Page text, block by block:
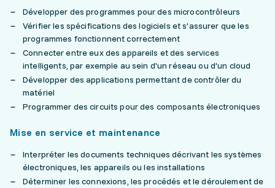
Développer des programmes pour des microcontrôleurs
Vérifier les spécifications des logiciels et s'assurer que les
programmes fonctionnent correctement
Connecter entre eux des appareils et des services
intelligents, par exemple au sein d'un réseau ou d'un cloud
Développer des applications permettant de contrôler du
matériel
Programmer des circuits pour des composants électroniques
Mise en service et maintenance
Interpréter les documents techniques décrivant les systèmes
électroniques, les appareils ou les installations
Déterminer les connexions, les procédés et le déroulement de